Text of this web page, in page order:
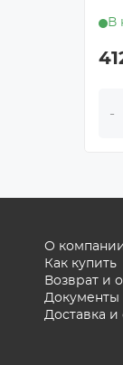
В
-
О
Как купить
Возврат и
Документы
Доставка и